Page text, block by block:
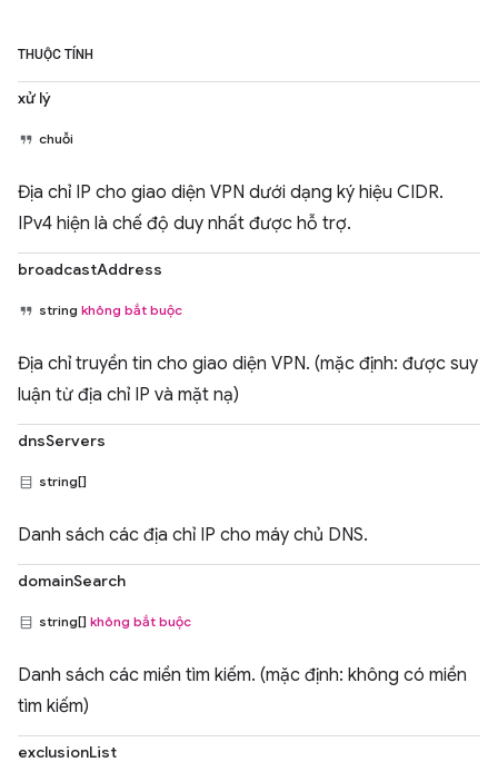
THUỘC TÍNH
xử lý
chuỗi
Địa chỉ IP cho giao diện VPN dưới dạng ký hiệu CIDR.
IPv4 hiện là chế độ duy nhất được hỗ trợ.
broadcastAddress
string không bắt buộc
Địa chỉ truyền tin cho giao diện VPN. (mặc định: được suy
luận từ địa chỉ IP và mặt nạ)
dnsServers
string[]
Danh sách các địa chỉ IP cho máy chủ DNS.
domainSearch
string[] không bắt buộc
Danh sách các miền tìm kiếm. (mặc định: không có miền
tìm kiếm)
exclusionList